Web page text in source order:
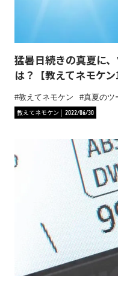
猛暑日続きの真夏に
は？【教えてネモケン
教えてネモケン 真夏のツ
教えてネモケン
2022/06/30